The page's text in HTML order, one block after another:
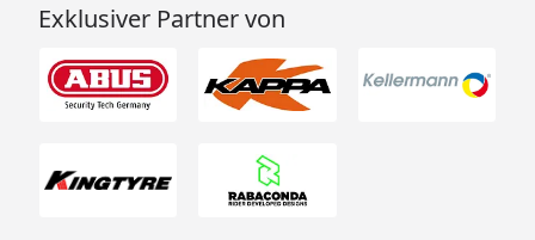
Exklusiver Partner von